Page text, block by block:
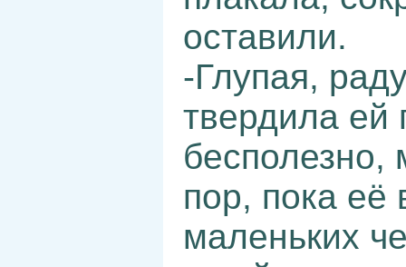
оставили.
-Глупая,
твердила ей
бесполезно,
пор, пока её
маленьких